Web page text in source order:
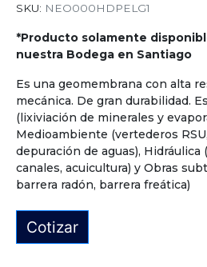
SKU: NEO000HDPELG1
*Producto solamente
nuestra Bodega en Santiago
Es una geomembrana con alta
mecánica. De gran durabilidad.
(lixiviación de minerales y
Medioambiente (vertederos
depuración de aguas),
canales, acuicultura) y Obras
barrera radón, barrera freática)
Cotizar